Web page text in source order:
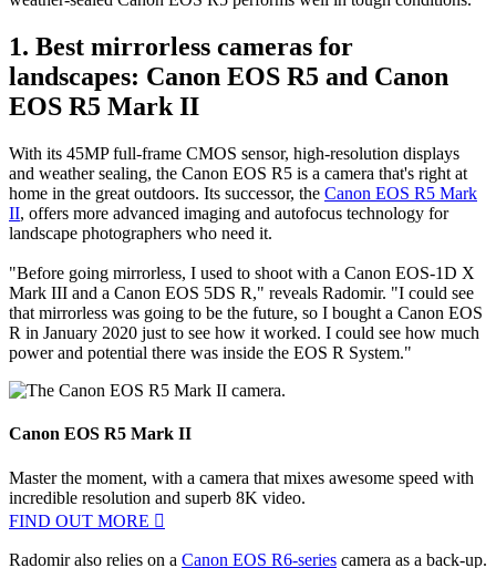
Radomir says that he loves to shoot in challenging weather, and his
weather-sealed Canon EOS R5 performs well in tough conditions.
1. Best mirrorless cameras for
landscapes: Canon EOS R5 and Canon
EOS R5 Mark II
and weather sealing, the Canon EOS R5 is a camera that's right at
home in the great outdoors. Its successor, theCanon EOS R5 Mark
II, offers more advanced imaging and autofocus technology for
landscape photographers who need it.
Mark III and a Canon EOS 5DS R," reveals Radomir. "I could see
R in January 2020 just to see how it worked. I could see how much
Canon EOS R5 Mark II